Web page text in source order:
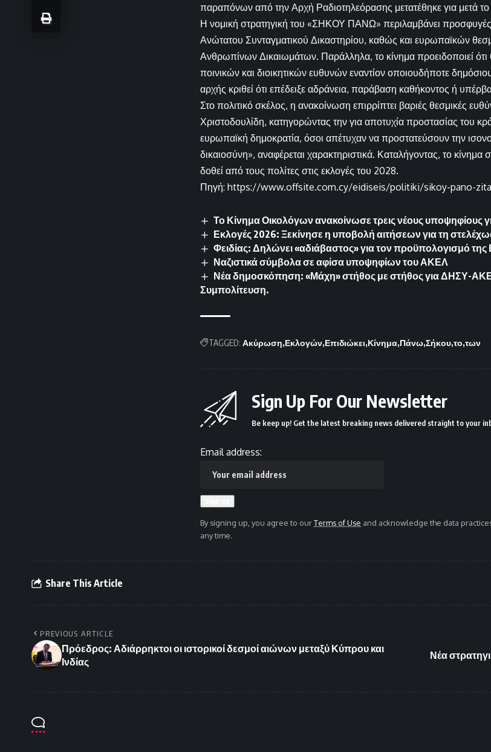
παραπόνων από την Αρχή Ραδιοτηλεόρασης μετατέθηκε για μετά
Η νομική στρατηγική του «ΣΗΚΟΥ ΠΑΝΩ» περιλαμβάνει προσφυγές
Ανώτατου Συνταγματικού Δικαστηρίου, καθώς και ευρωπαϊκών
Ανθρωπίνων Δικαιωμάτων. Παράλληλα, το κίνημα προειδοποιεί
ποινικών και διοικητικών ευθυνών εναντίον οποιουδήποτε
αρχής κριθεί ότι επέδειξε αδράνεια, παράβαση καθήκοντος ή
Στο πολιτικό σκέλος, η ανακοίνωση επιρρίπτει βαριές θεσμικές
Χριστοδουλίδη, κατηγορώντας την για αποτυχία προστασίας του
ευρωπαϊκή δημοκρατία, όσοι απέτυχαν να προστατεύσουν την
δικαιοσύνη», αναφέρεται χαρακτηριστικά. Καταλήγοντας, το κίνημα
δοθεί από τους πολίτες στις εκλογές του 2028.
Πηγή: https://www.offsite.com.cy/eidiseis/politiki/sikoy-pano-
Το Κίνημα Οικολόγων ανακοίνωσε τρεις νέους υποψηφίους
Εκλογές 2026: Ξεκίνησε η υποβολή αιτήσεων για τη
Φειδίας: Δηλώνει «αδιάβαστος» για τον προϋπολογισμό
Ναζιστικά σύμβολα σε αφίσα υποψηφίων του ΑΚΕΛ
Νέα δημοσκόπηση: «Μάχη» στήθος με στήθος για ΔΗΣΥ-
Συμπολίτευση.
TAGGED: Ακύρωση Εκλογών Επιδιώκει Κίνημα Πάνω Σήκου το των
Sign Up For Our Newsletter
Be keep up! Get the latest breaking news delivered straight to your
Email address:
By signing up, you agree to ourTerms of Use and acknowledge the data
any time.
Share This Article
PREVIOUS ARTICLE
Πρόεδρος: Αδιάρρηκτοι οι ιστορικοί δεσμοί αιώνων μεταξύ Κύπρου και
Ινδίας
Νέα